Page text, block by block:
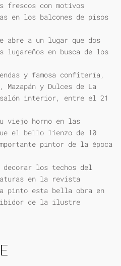
frescos con motivos
en los balcones de pisos
abre a un lugar que dos
en busca de los
y famosa confitería,
y Dulces de La
salón interior, entre el 21
viejo horno en las
el bello lienzo de 10
pintor de la época
los techos del
en la revista
pinto esta bella obra en
de la ilustre